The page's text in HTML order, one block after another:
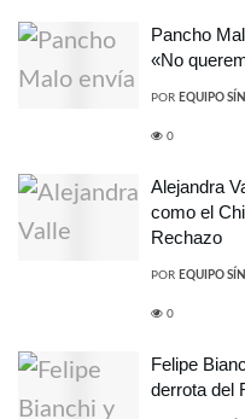
Pancho
«No
POR EQUIPO
0
Alejandra
como el
Rechazo
POR EQUIPO
0
Felipe
derrota del